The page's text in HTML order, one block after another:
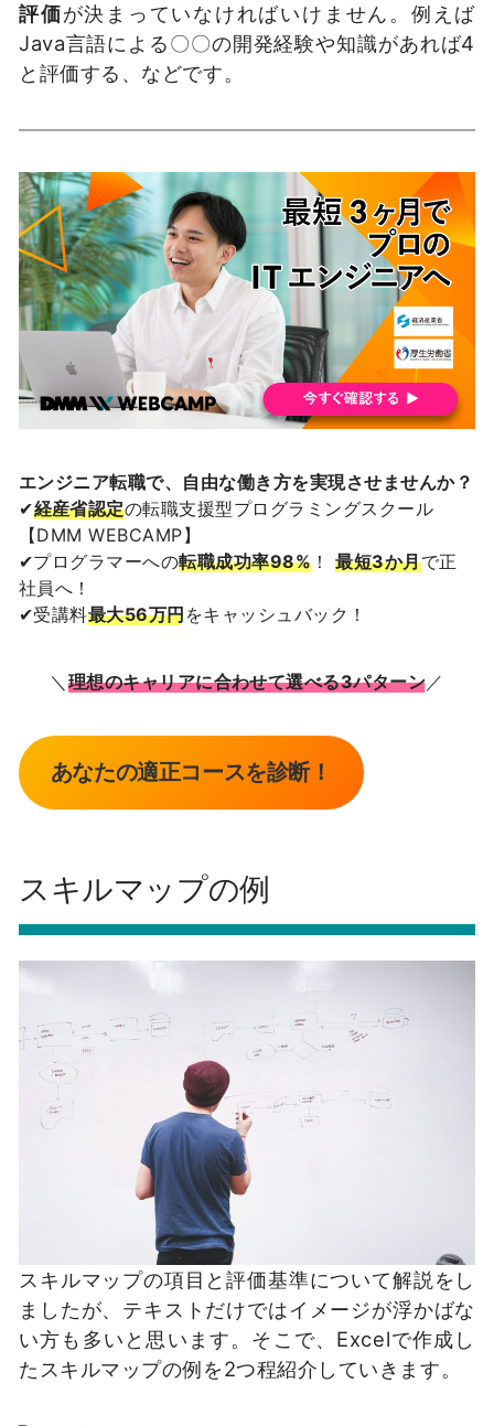
評価が決まっていなければいけません。例えば
Java言語による〇〇の開発経験や知識があれば4
と評価する、などです。
エンジニア転職で、自由な働き方を実現させませんか？
✔経産省認定の転職支援型プログラミングスクール
【DMM WEBCAMP】
✔プログラマーへの転職成功率98% ！最短3か月で正
社員へ！
✔受講料最大56万円 をキャッシュバック！
＼ 理想のキャリアに合わせて選べる3パターン／
あなたの適正コースを診断！
スキルマップの例
スキルマップの項目と評価基準について解説をし
ましたが、テキストだけではイメージが浮かばな
い方も多いと思います。そこで、Excelで作成し
たスキルマップの例を2つ程紹介していきます。